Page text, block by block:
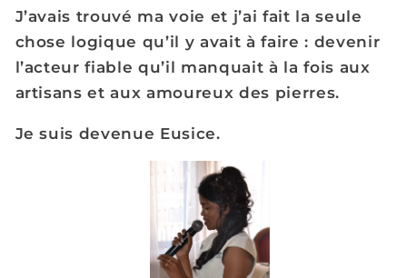
J’avais trouvé ma voie et j’ai fait la seule
chose logique qu’il y avait à faire : devenir
l’acteur fiable qu’il manquait à la fois aux
artisans et aux amoureux des pierres.
Je suis devenue Eusice.